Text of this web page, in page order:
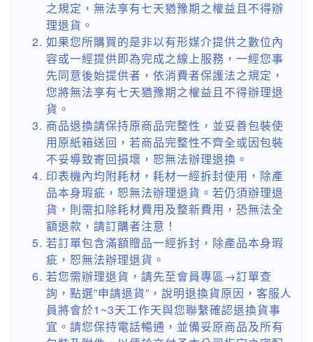
之規定，無法享有七天猶豫期之權益且不得辦
理退貨。
如果您所購買的是非以有形媒介提供之數位內
容或一經提供即為完成之線上服務，一經您事
先同意後始提供者，依消費者保護法之規定，
您將無法享有七天猶豫期之權益且不得辦理退
貨。
商品退換請保持原商品完整性，並妥善包裝使
用原紙箱送回，若商品完整性不齊全或因包裝
不妥導致寄回損壞，恕無法辦理退換。
印表機內均附耗材，耗材一經拆封使用，除產
品本身瑕疵，恕無法辦理退貨。若仍須辦理退
貨，則需扣除耗材費用及整新費用，恐無法全
額退款，請訂購者注意！
若訂單包含滿額贈品一經拆封，除產品本身瑕
疵，恕無法辦理退貨。
若您需辦理退貨，請先至會員專區→訂單查
詢，點選”申請退貨”，說明退換貨原因，客服人
員將會於1~3天工作天與您聯繫確認退換貨事
宜。請您保持電話暢通，並備妥原商品及所有